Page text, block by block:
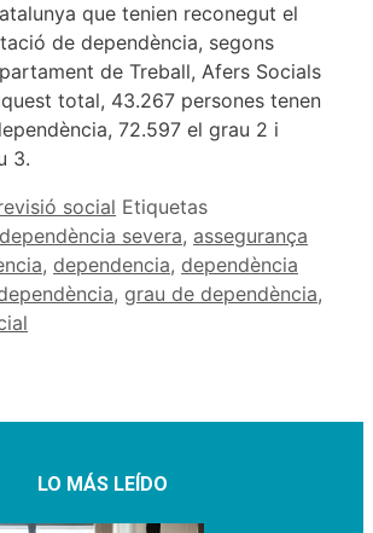
que tenien reconegut el
de dependència, segons
de Treball, Afers Socials
total, 43.267 persones tenen
72.597 el grau 2 i
3.
social Etiquetas
severa, assegurança
, dependencia, dependència
, grau de dependència,
LO MÁS LEÍDO